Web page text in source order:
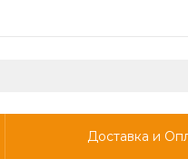
Доставка и